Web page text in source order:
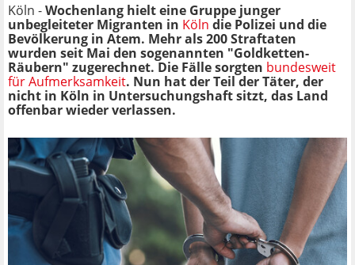
Köln -Wochenlang hielt eine Gruppe junger
unbegleiteter Migranten in Köln die Polizei und die
Bevölkerung in Atem. Mehr als 200 Straftaten
wurden seit Mai den sogenannten "Goldketten-
Räubern" zugerechnet. Die Fälle sorgten bundesweit
für Aufmerksamkeit. Nun hat der Teil der Täter, der
nicht in Köln in Untersuchungshaft sitzt, das Land
offenbar wieder verlassen.